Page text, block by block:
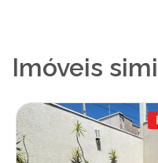
Imóveis